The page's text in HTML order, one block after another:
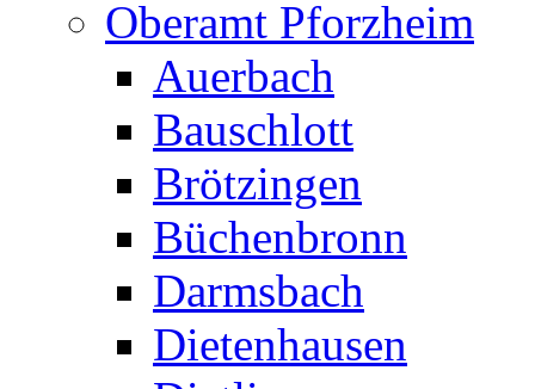
Oberamt Pforzheim
Auerbach
Bauschlott
Brötzingen
Büchenbronn
Darmsbach
Dietenhausen